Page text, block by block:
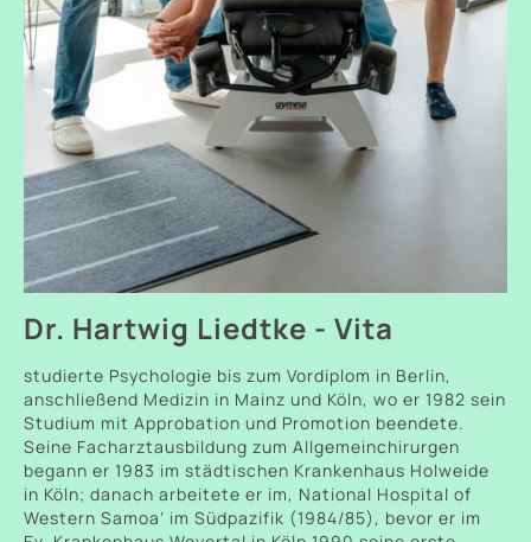
Dr. Hartwig Liedtke - Vita
studierte Psychologie bis zum Vordiplom in Berlin,
anschließend Medizin in Mainz und Köln, wo er 1982 sein
Studium mit Approbation und Promotion beendete.
Seine Facharztausbildung zum Allgemeinchirurgen
begann er 1983 im städtischen Krankenhaus Holweide
in Köln; danach arbeitete er im‚ National Hospital of
Western Samoa‘ im Südpazifik (1984/85), bevor er im